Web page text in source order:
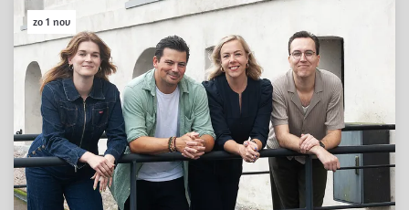
zo 1 nov